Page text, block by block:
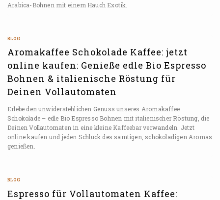
Arabica-Bohnen mit einem Hauch Exotik.
BLOG
Aromakaffee Schokolade Kaffee: jetzt
online kaufen: Genieße edle Bio Espresso
Bohnen & italienische Röstung für
Deinen Vollautomaten
Erlebe den unwiderstehlichen Genuss unseres Aromakaffee
Schokolade – edle Bio Espresso Bohnen mit italienischer Röstung, die
Deinen Vollautomaten in eine kleine Kaffeebar verwandeln. Jetzt
online kaufen und jeden Schluck des samtigen, schokoladigen Aromas
genießen.
BLOG
Espresso für Vollautomaten Kaffee: